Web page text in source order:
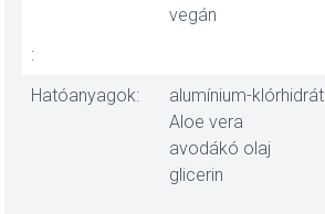
:
vegán
Hatóanyagok:
alumínium-klórhidrát
Aloe vera
avodákó olaj
glicerin